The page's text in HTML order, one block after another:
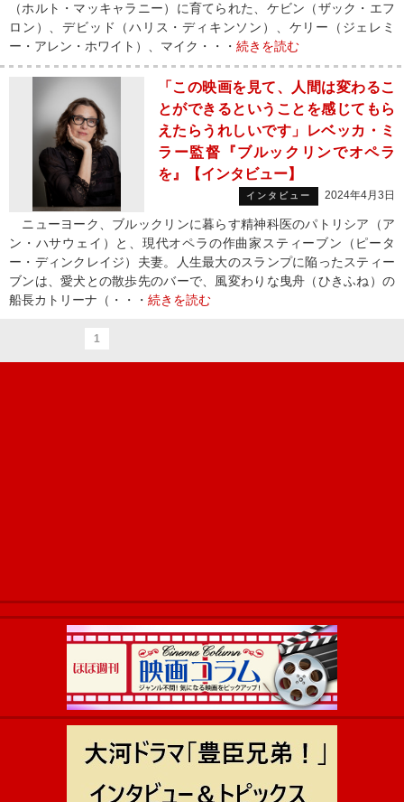
（ホルト・マッキャラニー）に育てられた、ケビン（ザック・エフ
ロン）、デビッド（ハリス・ディキンソン）、ケリー（ジェレミ
ー・アレン・ホワイト）、マイク・・・ 続きを読む
「この映画を見て、人間は変わるこ
とができるということを感じてもら
えたらうれしいです」レベッカ・ミ
ラー監督『ブルックリンでオペラ
を』【インタビュー】
インタビュー 2024年4月3日
ニューヨーク、ブルックリンに暮らす精神科医のパトリシア（ア
ン・ハサウェイ）と、現代オペラの作曲家スティーブン（ピータ
ー・ディンクレイジ）夫妻。人生最大のスランプに陥ったスティー
ブンは、愛犬との散歩先のバーで、風変わりな曳舟（ひきふね）の
船長カトリーナ（・・・ 続きを読む
1